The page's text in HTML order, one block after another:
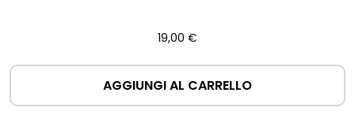
19,00 €
AGGIUNGI AL CARRELLO